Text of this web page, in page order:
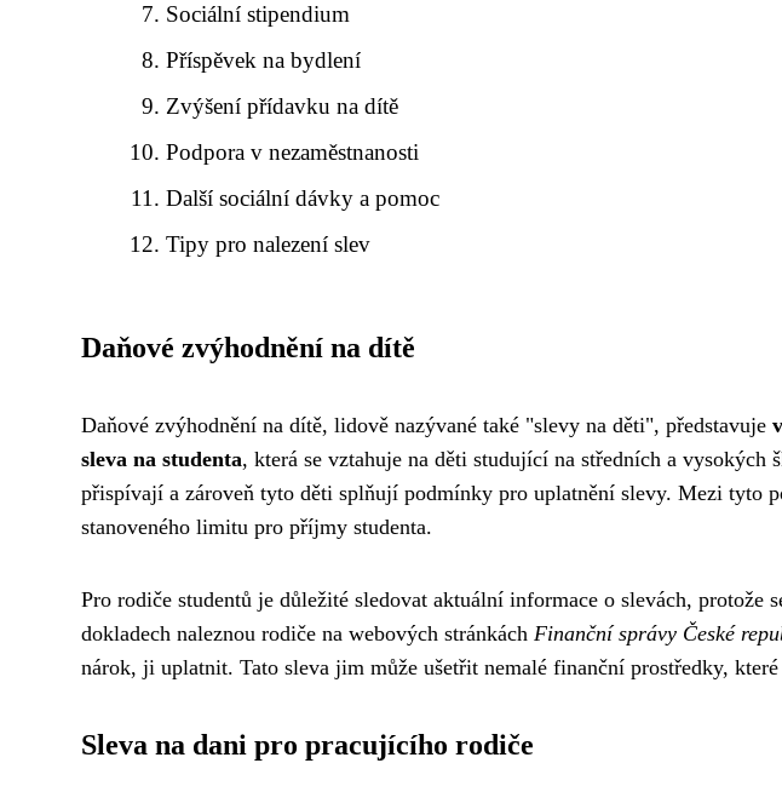
Sociální stipendium
Příspěvek na bydlení
Zvýšení přídavku na dítě
Podpora v nezaměstnanosti
Další sociální dávky a pomoc
Tipy pro nalezení slev
Daňové zvýhodnění na dítě
Daňové zvýhodnění na dítě, lidově nazývané také "slevy na děti", představuje
sleva na studenta, která se vztahuje na děti studující na středních a
přispívají a zároveň tyto děti splňují podmínky pro uplatnění slevy. Mezi tyto
stanoveného limitu pro příjmy studenta.
Pro rodiče studentů je důležité sledovat aktuální informace o slevách,
dokladech naleznou rodiče na webových stránkách Finanční správy České
nárok, ji uplatnit. Tato sleva jim může ušetřit nemalé finanční prostředky,
Sleva na dani pro pracujícího rodiče